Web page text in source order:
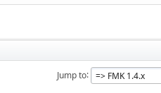
Jump to